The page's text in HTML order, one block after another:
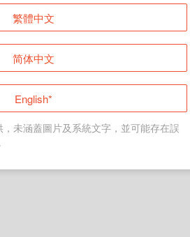
登入
返回首頁
繁體中文
简体中文
English*
未涵蓋圖片及系統文字，並可能存在誤